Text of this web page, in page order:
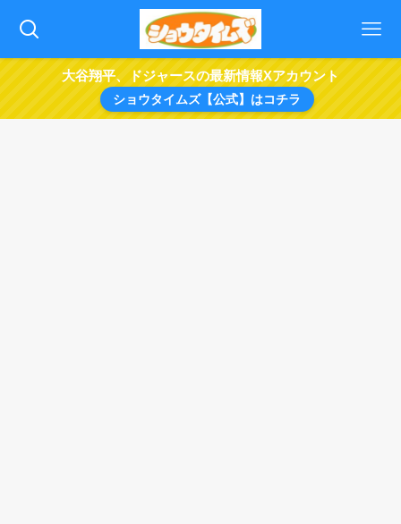
大谷翔平、ドジャースの最新情報Xアカウント
ショウタイムズ【公式】はコチラ